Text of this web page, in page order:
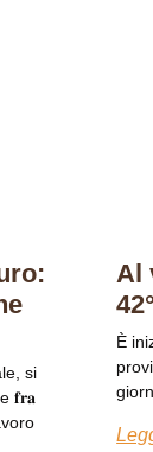
si
𝐟𝐫𝐚
Al
È